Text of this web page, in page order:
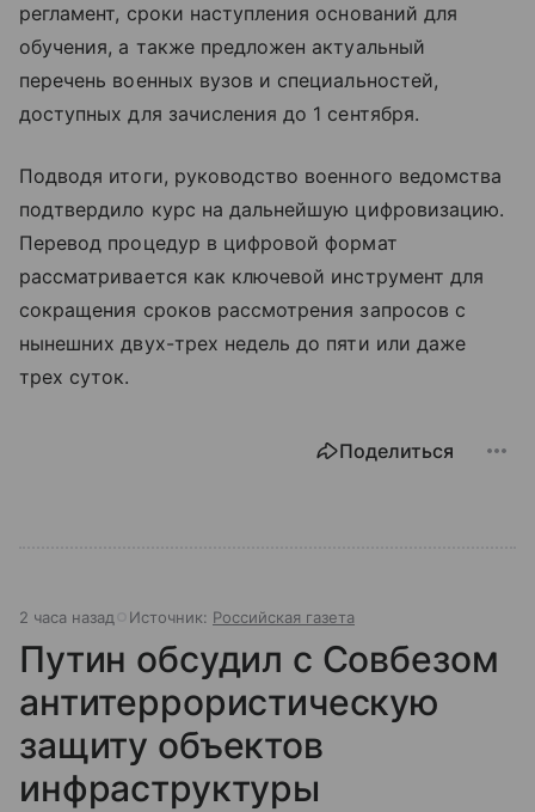
регламент, сроки наступления оснований для
обучения, а также предложен актуальный
перечень военных вузов и специальностей,
доступных для зачисления до 1 сентября.
Подводя итоги, руководство военного ведомства
подтвердило курс на дальнейшую цифровизацию.
Перевод процедур в цифровой формат
рассматривается как ключевой инструмент для
сокращения сроков рассмотрения запросов с
нынешних двух-трех недель до пяти или даже
трех суток.
Поделиться
2 часа назад Источник: Российская газета
Путин обсудил с Совбезом
антитеррористическую
защиту объектов
инфраструктуры